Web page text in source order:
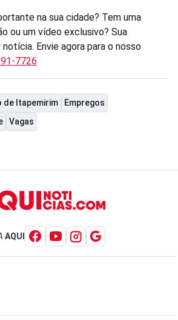
na sua cidade? Tem uma
ou um vídeo exclusivo? Sua
Envie agora para o nosso
7726
de Itapemirim
Empregos
Vagas
AQUI